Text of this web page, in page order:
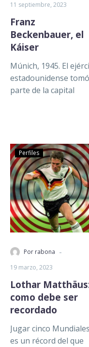
11 septiembre, 2023
Franz
Beckenbauer, el
Káiser
Múnich, 1945. El
estadounidense tomó
parte de la capital
Perfiles
Por rabona -
19 marzo, 2023
Lothar
como debe ser
recordado
Jugar cinco Mundiales
es un récord del que